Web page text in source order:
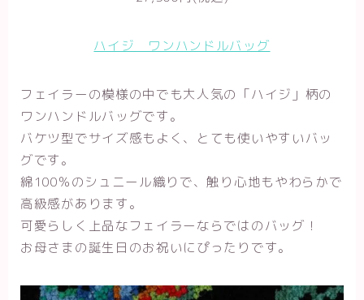
ハイジ ワンハンドルバッグ
フェイラーの模様の中でも大人気の「ハイジ」柄の
ワンハンドルバッグです。
バケツ型でサイズ感もよく、とても使いやすいバッ
グです。
綿100％のシュニール織りで、触り心地もやわらかで
高級感があります。
可愛らしく上品なフェイラーならではのバッグ！
お母さまの誕生日のお祝いにぴったりです。